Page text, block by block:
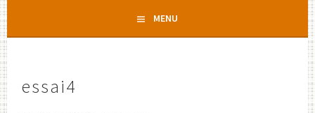
contenu
MENU
essai4